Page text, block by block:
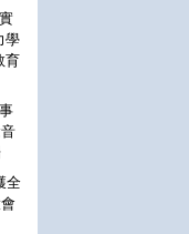
學
育
全